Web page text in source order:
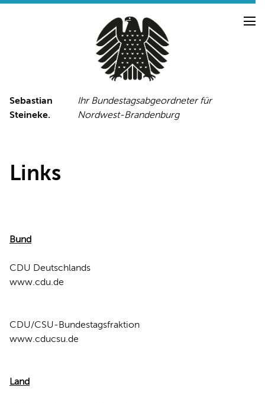
Sebastian
Steineke.
Ihr Bundestagsabgeordneter für
Nordwest-Brandenburg
NEUIGKEITEN
Links
Bund
CDU Deutschlands
www.cdu.de
CDU/CSU-Bundestagsfraktion
www.cducsu.de
Land